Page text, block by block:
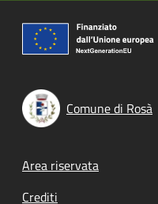
Comune di Rosà
Footer menu
Area riservata
Crediti